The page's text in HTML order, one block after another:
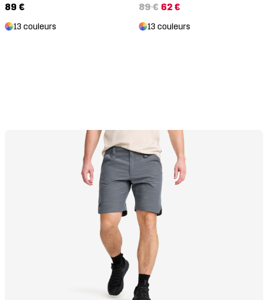
89 €
13 couleurs
89 € 62 €
13 couleurs